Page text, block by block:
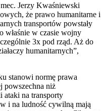
Jerzy Kwaśniewski
że prawo humanitarne i
transportów powstały
właśnie w czasie wojny
3x pod rząd. Aż do
humanitarnych”,
stanowi normę prawa
powszechna niż
ataki na transporty
i na ludność cywilną mają